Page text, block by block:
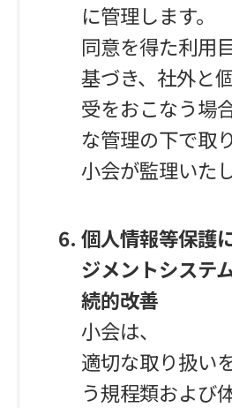
に管理します。
同意を得た利用
基づき、社外と
受をおこなう場
な管理の下で取
小会が監理いた
個人情報等保護
ジメントシステ
続的改善
小会は、
適切な取り扱い
う規程類および